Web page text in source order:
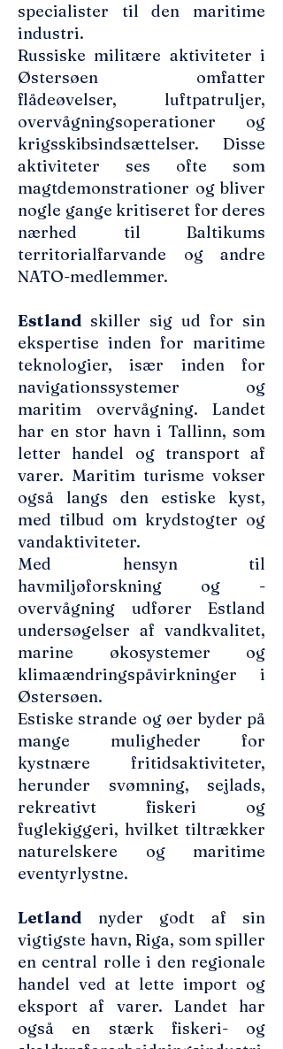
specialister til den maritime
industri.
Russiske militære aktiviteter i
Østersøen omfatter
flådeøvelser, luftpatruljer,
overvågningsoperationer og
krigsskibsindsættelser. Disse
aktiviteter ses ofte som
magtdemonstrationer og bliver
nogle gange kritiseret for deres
nærhed til Baltikums
territorialfarvande og andre
NATO-medlemmer.
Estland skiller sig ud for sin
ekspertise inden for maritime
teknologier, især inden for
navigationssystemer og
maritim overvågning. Landet
har en stor havn i Tallinn, som
letter handel og transport af
varer. Maritim turisme vokser
også langs den estiske kyst,
med tilbud om krydstogter og
vandaktiviteter.
Med hensyn til
havmiljøforskning og -
overvågning udfører Estland
undersøgelser af vandkvalitet,
marine økosystemer og
klimaændringspåvirkninger i
Østersøen.
Estiske strande og øer byder på
mange muligheder for
kystnære fritidsaktiviteter,
herunder svømning, sejlads,
rekreativt fiskeri og
fuglekiggeri, hvilket tiltrækker
naturelskere og maritime
eventyrlystne.
Letland nyder godt af sin
vigtigste havn, Riga, som spiller
en central rolle i den regionale
handel ved at lette import og
eksport af varer. Landet har
også en stærk fiskeri- og